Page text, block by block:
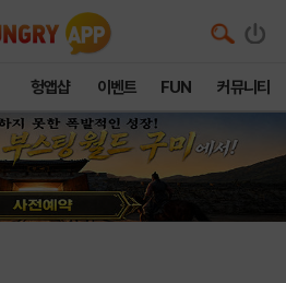
헝앱샵 이벤트 FUN 커뮤니티